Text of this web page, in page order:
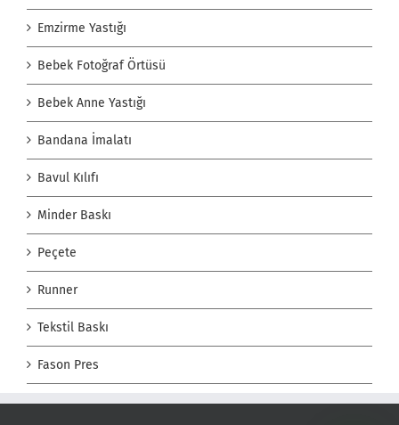
Emzirme Yastığı
Bebek Fotoğraf Örtüsü
Bebek Anne Yastığı
Bandana İmalatı
Bavul Kılıfı
Minder Baskı
Peçete
Runner
Tekstil Baskı
Fason Pres